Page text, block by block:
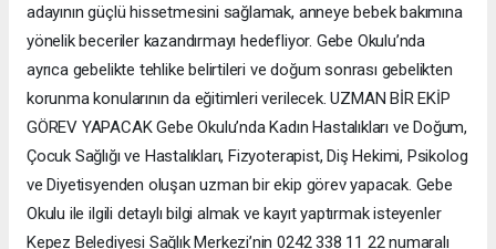
adayının güçlü hissetmesini sağlamak, anneye bebek bakımına
yönelik beceriler kazandırmayı hedefliyor. Gebe Okulu’nda
ayrıca gebelikte tehlike belirtileri ve doğum sonrası gebelikten
korunma konularının da eğitimleri verilecek. UZMAN BİR EKİP
GÖREV YAPACAK Gebe Okulu’nda Kadın Hastalıkları ve Doğum,
Çocuk Sağlığı ve Hastalıkları, Fizyoterapist, Diş Hekimi, Psikolog
ve Diyetisyenden oluşan uzman bir ekip görev yapacak. Gebe
Okulu ile ilgili detaylı bilgi almak ve kayıt yaptırmak isteyenler
Kepez Belediyesi Sağlık Merkezi’nin 0242 338 11 22 numaralı